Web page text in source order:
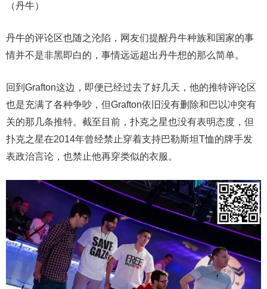
（丹牛）
丹牛的评论区也随之沦陷，网友们提醒丹牛种族和国家的事
情并不是非黑即白的，事情远远超出丹牛想的那么简单。
回到Grafton这边，即便已经过去了好几天，他的推特评论区
也是充满了各种争吵，但Grafton依旧没有删除和巴以冲突有
关的那几条推特。截至目前，扑克之星也没有表明态度，但
扑克之星在2014年曾经禁止穿着支持巴勒斯坦T恤的牌手发
表政治言论，也禁止他再穿类似的衣服。